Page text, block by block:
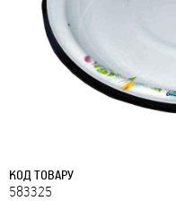
КОД ТОВАРУ
583325